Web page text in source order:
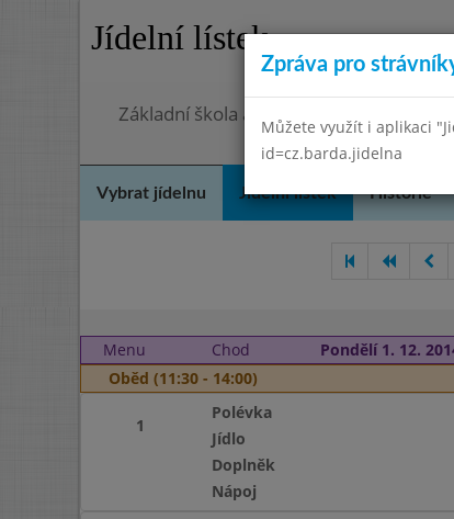
Jídelní lístek
Základní škola a mateřská škola
Vybrat jídelnu Jídelní lístek Historie
Menu
Chod Pondělí 1. 12.
Oběd (11:30 - 14:00)
1
Polévka
Jídlo
Doplněk
Nápoj
Zpráva pro
Můžete využít i aplikaci
id=cz.barda.jidelna